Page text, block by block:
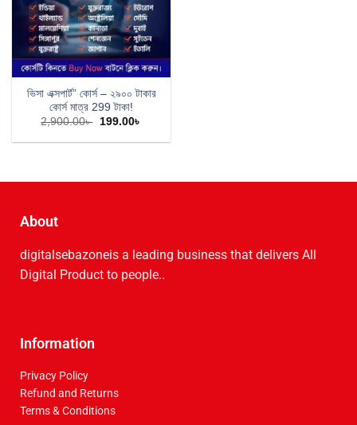
ভিসা এক্সপার্ট” কোর্স – ২৯০০ টাকার
কোর্স মাত্র 299 টাকা!
2,900.00৳ 199.00৳
About
digitalsebazoneis a leading business that delive­rs All
Digital Product to people..
Information
Privacy Policy
Refund and Returns
Terms & Conditions